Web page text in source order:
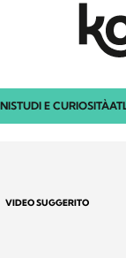
STUDI E CURIOSITÀ
VIDEO SUGGERITO